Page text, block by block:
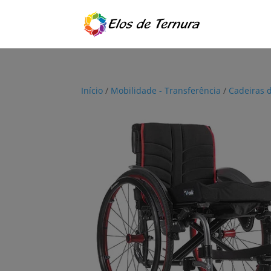
Início / Mobilidade - Transferência / Cadeiras